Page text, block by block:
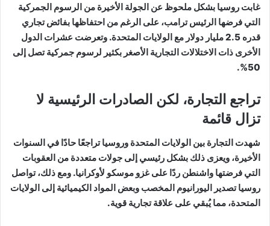
غابت روسيا بشكل ملحوظ عن الجولة الأخيرة من الرسوم الجمركية
التي فرضها الرئيس ترامب، على الرغم من احتفاظها بفائض تجاري
قدره 2.5 مليار دولار مع الولايات المتحدة. وتعرضت عشرات الدول
الأخرى ذات الاختلالات التجارية الأصغر بكثير لرسوم جمركية تصل إلى
50%.
تراجع التجارة، لكن الصادرات الرئيسية لا
تزال قائمة
شهدت التجارة بين الولايات المتحدة وروسيا تراجعًا حادًا في السنوات
الأخيرة، ويعزى ذلك بشكل رئيسي إلى جولات متعددة من العقوبات
التي فرضتها واشنطن ردًا على غزو موسكو لأوكرانيا. ومع ذلك، تواصل
روسيا تصدير اليورانيوم المخصب وبعض المواد الكيميائية إلى الولايات
المتحدة، مما يُبقي على علاقة تجارية قوية.